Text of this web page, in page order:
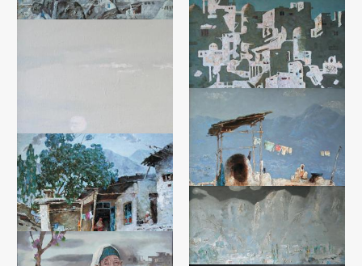
Холст, масло (110x90) - 2009 год
Старое дерево
Мухаммадиер Тошмуродов
Холст, масло (110x80) - 2017 год
Холст, масло (85x75) - 2002 год
Свет и тень
Мухаммадиер Тошмуродов
Холст, масло (110x100) - 2012
год
Высогорный кишлак